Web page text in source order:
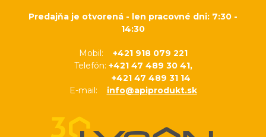
Predajňa je otvorená - len pracovné dni: 7:30 -
14:30
Mobil: +421 918 079 221
Telefón: +421 47 489 30 41,
+421 47 489 31 14
E-mail: info@apiprodukt.sk